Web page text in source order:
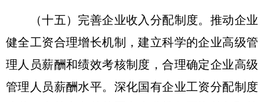
（十五）完善企业收入分配制度。推动企业
健全工资合理增长机制，建立科学的企业高级管
理人员薪酬和绩效考核制度，合理确定企业高级
管理人员薪酬水平。深化国有企业工资分配制度